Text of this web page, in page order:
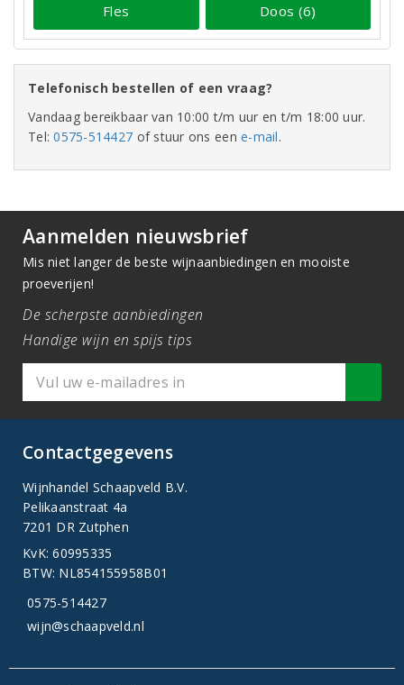
Fles Doos (6)
Telefonisch bestellen of een vraag?
Vandaag bereikbaar van 10:00 t/m uur en t/m 18:00 uur.
Tel:0575-514427 of stuur ons eene-mail.
Aanmelden nieuwsbrief
Mis niet langer de beste wijnaanbiedingen en mooiste
proeverijen!
De scherpste aanbiedingen
Handige wijn en spijs tips
Contactgegevens
Wijnhandel Schaapveld B.V.
Pelikaanstraat 4a
7201 DR Zutphen
KvK: 60995335
BTW: NL854155958B01
0575-514427
wijn@schaapveld.nl